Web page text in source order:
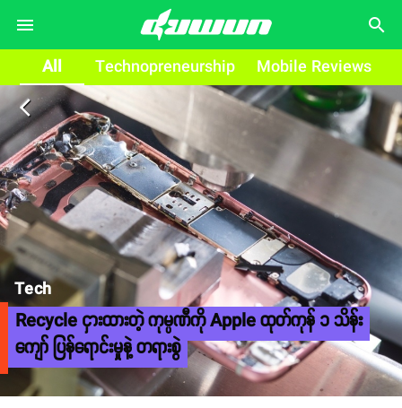
search
All Technopreneurship Mobile Reviews
arrow_back_ios
Tech
Recycle ငှားထားတဲ့ ကုမ္ပဏီကို Apple ထုတ်ကုန် ၁ သိန်း
ကျော် ပြန်ရောင်းမှုနဲ့ တရားစွဲ